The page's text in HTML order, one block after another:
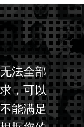
法全部
，可以
能满足